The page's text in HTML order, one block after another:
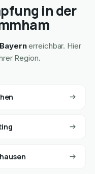
in der
Bayernerreichbar. Hier
Region.